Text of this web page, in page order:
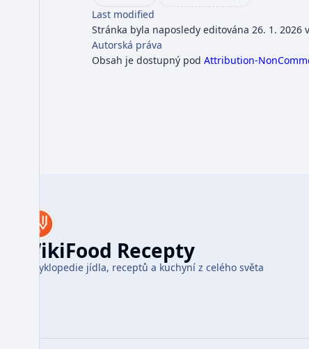
Last modified
Stránka byla naposledy editována 26. 1. 2026
Autorská práva
Obsah je dostupný pod Attribution-
WikiFood Recepty
Encyklopedie jídla, receptů a kuchyní z celého světa